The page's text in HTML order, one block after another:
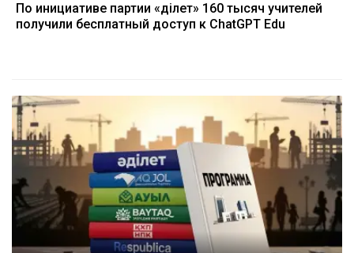
По инициативе партии «Әділет» 160 тысяч учителей
получили бесплатный доступ к ChatGPT Edu